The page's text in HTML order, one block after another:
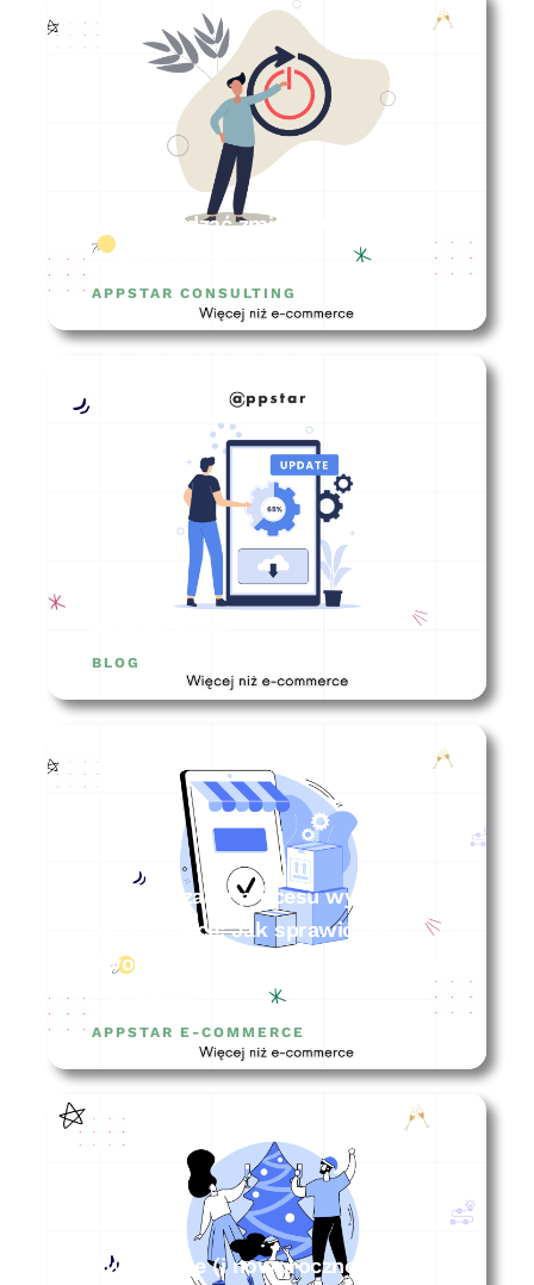
Jak zarządzać zmianą w firmie? –
5 najczęstszych barier
APPSTAR CONSULTING
BLOG
Optymalizacja procesu wysyłki w
e-commerce: Jak sprawić, by
Twoje zamówienia wyszły szybciej
APPSTAR E-COMMERCE
Świąteczne (i noworoczne)